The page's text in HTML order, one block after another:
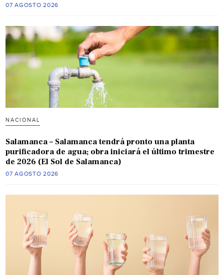
07 AGOSTO 2026
NACIONAL
Salamanca – Salamanca tendrá pronto una planta
purificadora de agua; obra iniciará el último trimestre
de 2026 (El Sol de Salamanca)
07 AGOSTO 2026